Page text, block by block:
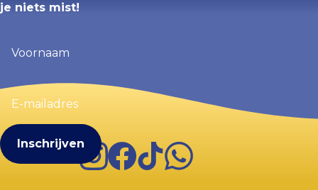
je niets mist!
(Vereist)
E-
mailadres
InstagramFacebook
TikTokWhatsApp